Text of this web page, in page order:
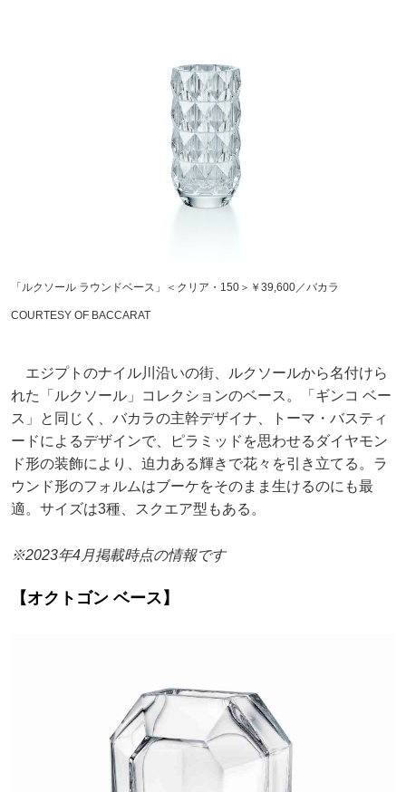
「ルクソール ラウンドベース」＜クリア・150＞￥39,600／バカラ
COURTESY OF BACCARAT
エジプトのナイル川沿いの街、ルクソールから名付けら
れた「ルクソール」コレクションのベース。「ギンコ ベー
ス」と同じく、バカラの主幹デザイナ、トーマ・バスティ
ードによるデザインで、ピラミッドを思わせるダイヤモン
ド形の装飾により、迫力ある輝きで花々を引き立てる。ラ
ウンド形のフォルムはブーケをそのまま生けるのにも最
適。サイズは3種、スクエア型もある。
※2023年4月掲載時点の情報です
【オクトゴン ベース】